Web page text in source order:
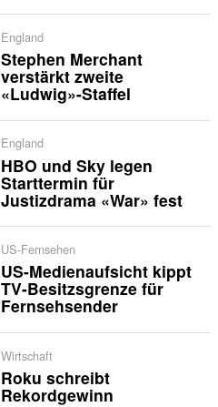
England
Stephen Merchant
verstärkt zweite
«Ludwig»-Staffel
England
HBO und Sky legen
Starttermin für
Justizdrama «War» fest
US-Fernsehen
US-Medienaufsicht kippt
TV-Besitzsgrenze für
Fernsehsender
Wirtschaft
Roku schreibt
Rekordgewinn